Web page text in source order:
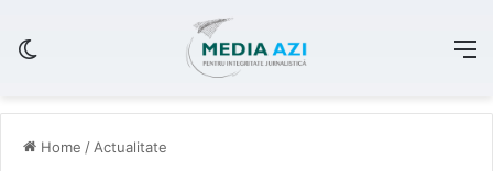
Home / Actualitate